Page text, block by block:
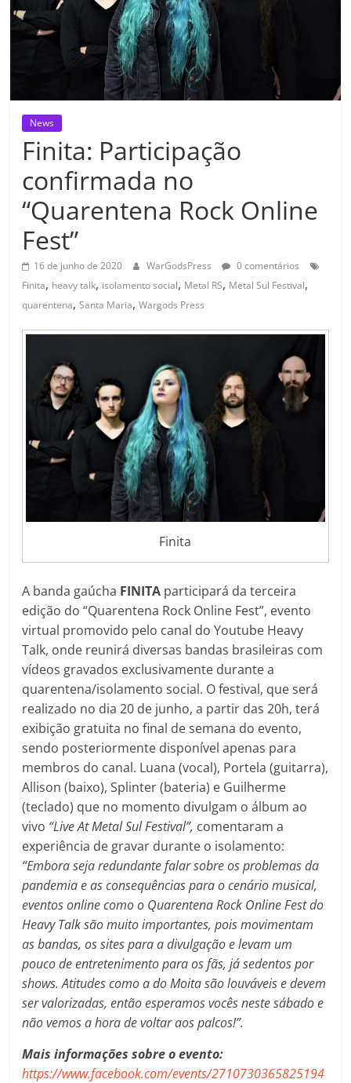
News
Finita: Participação
confirmada no
“Quarentena Rock Online
Fest”
16 de junho de 2020 WarGodsPress
0 comentários
Finita, heavy talk, isolamento social, Metal RS, Metal Sul Festival,
quarentena,Santa Maria,Wargods Press
Finita
A banda gaúcha FINITA participará da terceira
edição do “Quarentena Rock Online Fest”, evento
virtual promovido pelo canal do Youtube Heavy
Talk, onde reunirá diversas bandas brasileiras com
vídeos gravados exclusivamente durante a
quarentena/isolamento social. O festival, que será
realizado no dia 20 de junho, a partir das 20h, terá
exibição gratuita no final de semana do evento,
sendo posteriormente disponível apenas para
membros do canal. Luana (vocal), Portela (guitarra),
Allison (baixo), Splinter (bateria) e Guilherme
(teclado) que no momento divulgam o álbum ao
vivo “Live At Metal Sul Festival”, comentaram a
experiência de gravar durante o isolamento:
“Embora seja redundante falar sobre os problemas da
pandemia e as consequências para o cenário musical,
eventos online como o Quarentena Rock Online Fest do
Heavy Talk são muito importantes, pois movimentam
as bandas, os sites para a divulgação e levam um
pouco de entretenimento para os fãs, já sedentos por
shows. Atitudes como a do Moita são louváveis e devem
ser valorizadas, então esperamos vocês neste sábado e
não vemos a hora de voltar aos palcos!”.
Mais informações sobre o evento:
https://www.facebook.com/events/2710730365825194